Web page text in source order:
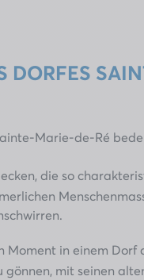
DORFES
Marie-de-Ré
die so
Moment in einem Dorf
mit seinen